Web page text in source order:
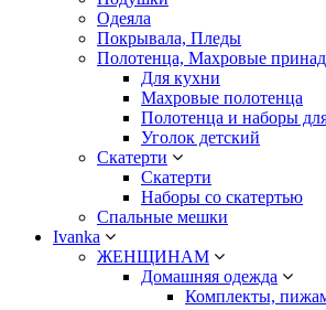
Одеяла
Покрывала, Пледы
Полотенца, Махровые
Для кухни
Махровые полотенца
Полотенца и наборы
Уголок детский
Скатерти
Скатерти
Наборы со скатертью
Спальные мешки
Ivanka
ЖЕНЩИНАМ
Домашняя одежда
Комплекты,